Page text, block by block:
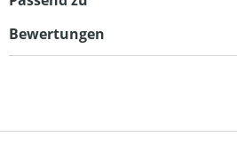
Bewertungen